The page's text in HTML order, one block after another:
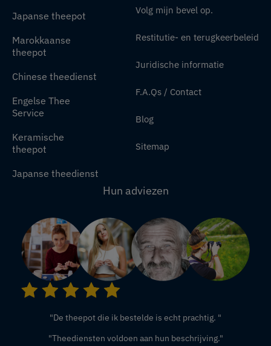
Japanse theepot
Marokkaanse
theepot
Chinese theedienst
Engelse Thee
Service
Keramische
theepot
Japanse theedienst
Volg mijn bevel op.
Restitutie- en terugkeerbeleid
Juridische informatie
F.A.Qs / Contact
Blog
Sitemap
Hun adviezen
"De theepot die ik bestelde is echt prachtig. "
"Theediensten voldoen aan hun beschrijving."